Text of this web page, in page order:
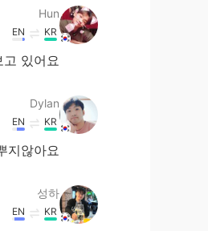
Hun
KR
EN
있어요
Dylan
KR
EN
않아요~~
성하
KR
EN